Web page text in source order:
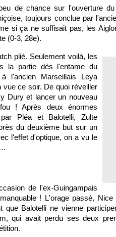
de chance sur l'ouverture
toujours conclue par
si ça ne suffisait pas, les
(0-3, 28e).
plié. Seulement voilà, les
la partie dès l'entame du
l'ancien Marseillais Leya
vue ce soir. De quoi réveiller
Dury et lancer un nouveau
! Après deux énormes
Pléa et Balotelli, Zulte
du deuxième but sur un
l'effet d'optique, on a vu le
de l'ex-Guingampais
! L'orage passé,
que Balotelli ne vienne
qui avait perdu ses deux